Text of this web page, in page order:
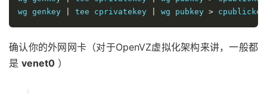
wg genkey
tee cprivatekey wg pubkey > cpublickey
确认你的外网网卡（对于OpenVZ虚拟化架构来讲，一般都
是 venet0 ）